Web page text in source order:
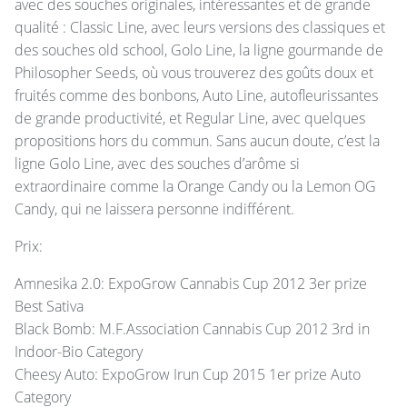
avec des souches originales, intéressantes et de grande
qualité : Classic Line, avec leurs versions des classiques et
des souches old school, Golo Line, la ligne gourmande de
Philosopher Seeds, où vous trouverez des goûts doux et
fruités comme des bonbons, Auto Line, autofleurissantes
de grande productivité, et Regular Line, avec quelques
propositions hors du commun. Sans aucun doute, c’est la
ligne Golo Line, avec des souches d’arôme si
extraordinaire comme la Orange Candy ou la Lemon OG
Candy, qui ne laissera personne indifférent.
Prix:
Amnesika 2.0: ExpoGrow Cannabis Cup 2012 3er prize
Best Sativa
Black Bomb: M.F.Association Cannabis Cup 2012 3rd in
Indoor-Bio Category
Cheesy Auto: ExpoGrow Irun Cup 2015 1er prize Auto
Category